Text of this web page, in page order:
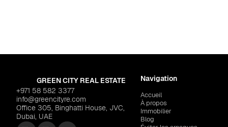
GREEN CITY REAL ESTATE
+971 58 582 3377
info@greencityre.com
Office 305, Binghatti House, JVC,
Dubai, UAE
Navigation
Accueil
À propos
Immobilier
Blog